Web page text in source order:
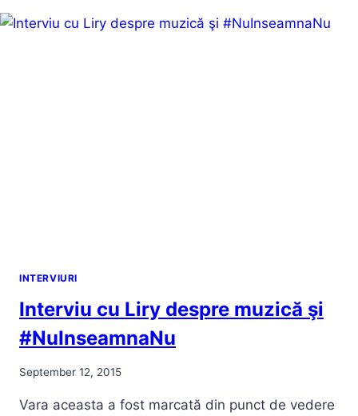
ÎNAINTE
INTERVIURI
Interviu cu Liry despre muzică şi
#NuInseamnaNu
September 12, 2015
Vara aceasta a fost marcată din punct de vedere